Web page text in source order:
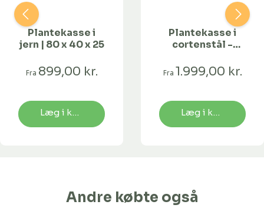
Plantekasse i
jern | 80 x 40 x 25
Fra 899,00 kr.
Læg i kurv
Plantekasse i
cortenstål -
40 x 40 x 40 cm
Fra 1.999,00 kr.
Læg i kurv
Andre købte også